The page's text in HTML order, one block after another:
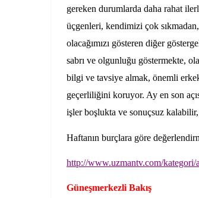
gereken durumlarda daha rahat
üçgenleri, kendimizi çok
olacağımızı gösteren diğer
sabrı ve olgunluğu göstermekte,
bilgi ve tavsiye almak, önemli
geçerliliğini koruyor. Ay en son
işler boşlukta ve sonuçsuz
Haftanın burçlara göre
http://www.uzmantv.com/
Güneşmerkezli Bakış